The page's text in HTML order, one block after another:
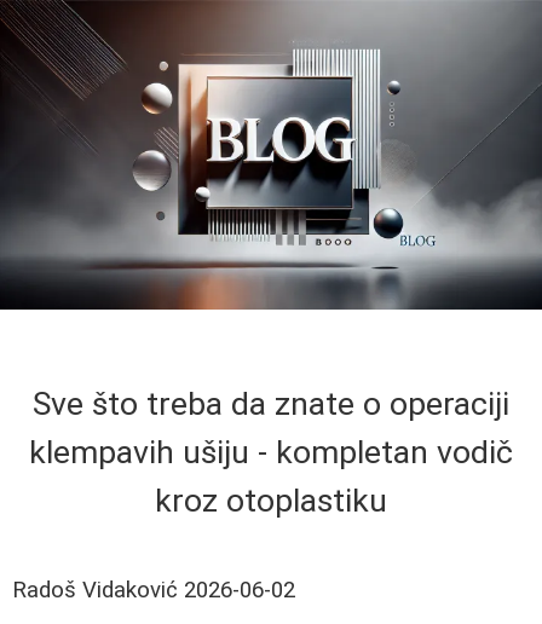
Sve što treba da znate o operaciji
klempavih ušiju - kompletan vodič
kroz otoplastiku
Radoš Vidaković 2026-06-02